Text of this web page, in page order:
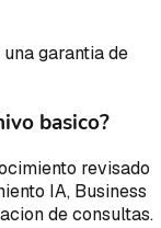
garantia de
basico?
revisado
IA, Business
de consultas.